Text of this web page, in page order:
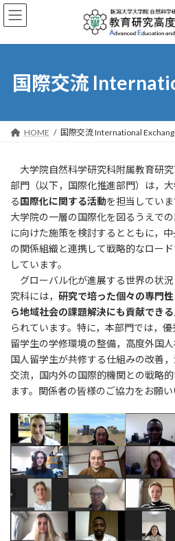
Skip
to
the
Skip
to
the
国際交流
HOME 国際交流 International
大学院自然科学研究科附属教育研
部門（以下，国際化推進部門）は，
る国際化に関する活動を担当していま
大学院の一層の国際化を図るうえで
に向けた施策を検討するとともに，
の関係組織と連携して戦略的なロー
しています。
グローバル化が進展する世界の状
究科には， 研究で培った個々の専門
ら地域社会の課題解決にも貢献でき
られています。特に，本部門では，優
留学生の学修環境の整備，高度外国
国人留学生が共修する仕組みの改善
交流，国内外の国際的機関との戦略
ます。関係者の皆様のご協力をお願い